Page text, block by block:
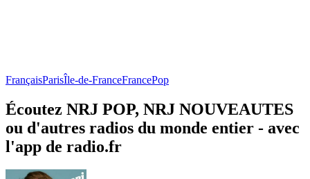
FrançaisParisÎle-de-FranceFrancePop
Écoutez NRJ POP, NRJ NOUVEAUTES
ou d'autres radios du monde entier - avec
l'app de radio.fr